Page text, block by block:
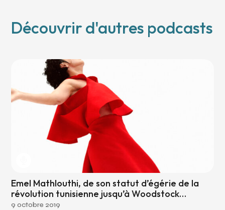
Découvrir d'autres podcasts
Emel Mathlouthi, de son statut d’égérie de la
révolution tunisienne jusqu’à Woodstock…
9 octobre 2019